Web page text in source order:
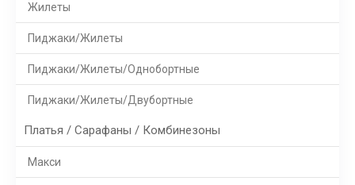
Жилеты
Пиджаки/Жилеты
Пиджаки/Жилеты/Однобортные
Пиджаки/Жилеты/Двубортные
Платья / Сарафаны / Комбинезоны
Макси